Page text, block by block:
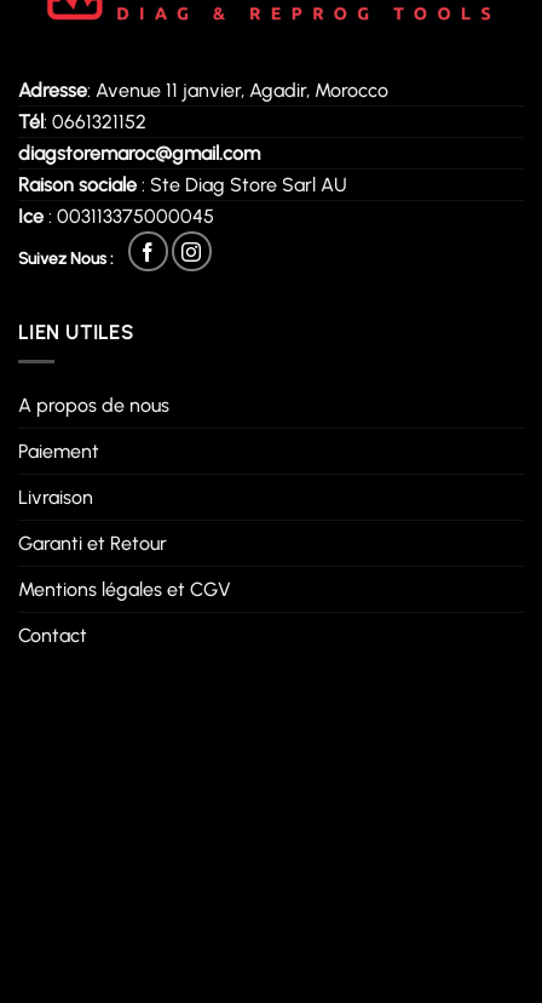
Adresse: Avenue 11 janvier, Agadir, Morocco
Tél: 0661321152
diagstoremaroc@gmail.com
Raison sociale : Ste Diag Store Sarl AU
Ice : 003113375000045
Suivez Nous :
LIEN UTILES
A propos de nous
Paiement
Livraison
Garanti et Retour
Mentions légales et CGV
Contact